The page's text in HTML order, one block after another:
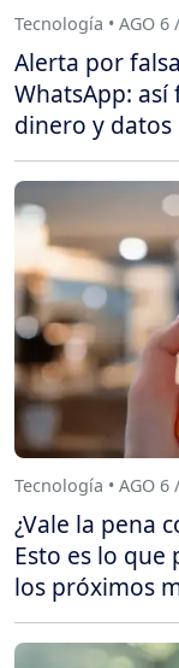
Tecnología • AGO 6
Alerta por
WhatsApp:
dinero y datos
Tecnología • AGO 6
¿Vale la pena
Esto es lo que
los próximos